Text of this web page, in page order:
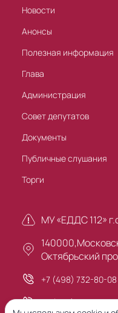
Новости
Анонсы
Полезная информация
Глава
Администрация
Совет депутатов
Документы
Публичные слушания
Торги
МУ «ЕДДС 112»
Октябрьский
+7 (498) 732-80-08
+7 (495) 503-30-00